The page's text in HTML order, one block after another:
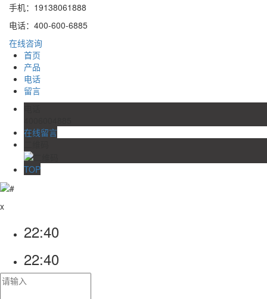
手机：19138061888
电话：400-600-6885
在线咨询
首页
产品
电话
留言
在线留言
TOP
x
22:40
22:40